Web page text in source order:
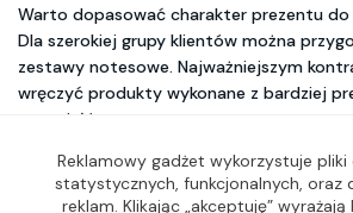
Warto dopasować charakter prezentu do
Dla szerokiej grupy klientów można
zestawy notesowe. Najważniejszym
wręczyć produkty wykonane z bardziej
materiałów.
Upominki biurowe z logodla
Reklamowy gadżet wykorzystuje
statystycznych, funkcjonalnych, oraz
reklam. Klikając „akceptuję”